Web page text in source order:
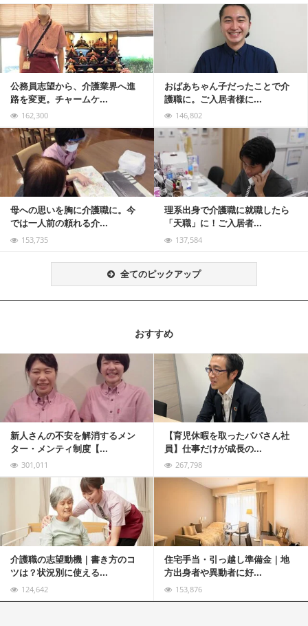
公務員志望から、介護業界へ進
路を変更。チャームケ...
162,300
おばあちゃん子だったことで介
護職に。ご入居者様に...
146,802
記事を読む
母への思いを胸に介護職に。今
では一人前の頼れる介...
153,735
理系出身で介護職に就職したら
「天職」に！ご入居者...
137,584
記事を読む
全てのピックアップ
おすすめ
新人さんの不安を解消するメン
ター・メンティ制度【...
301,011
【育児休暇を取ったパパさん社
員】仕事だけが成長の...
267,798
記事を読む
介護職の志望動機｜書き方のコ
ツは？状況別に使える...
124,642
住宅手当・引っ越し準備金｜地
方出身者や異動者に好...
153,876
記事を読む